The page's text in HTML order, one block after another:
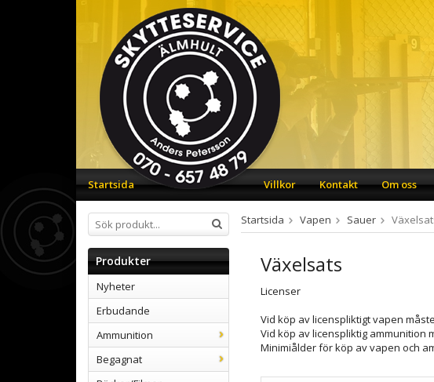
Startsida
Villkor Kontakt Om oss
Produkter
Nyheter
Erbudande
Ammunition
Begagnat
Startsida Vapen Sauer
Växelsats
Licenser
Vid köp av licenspliktigt vapen
Vid köp av licenspliktig ammunition
Minimiålder för köp av vapen och